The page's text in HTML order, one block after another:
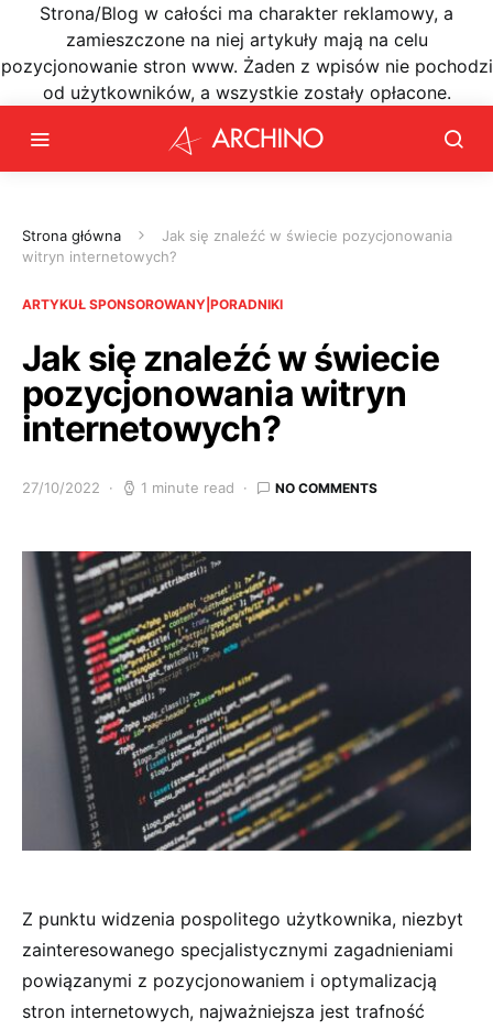
Strona/Blog w całości ma charakter reklamowy, a
zamieszczone na niej artykuły mają na celu
pozycjonowanie stron www. Żaden z wpisów nie pochodzi
od użytkowników, a wszystkie zostały opłacone.
Strona główna
Jak się znaleźć w świecie pozycjonowania
witryn internetowych?
ARTYKUŁ SPONSOROWANY|PORADNIKI
Jak się znaleźć w świecie
pozycjonowania witryn
internetowych?
27/10/2022 1 minute read NO COMMENTS
Z punktu widzenia pospolitego użytkownika, niezbyt
zainteresowanego specjalistycznymi zagadnieniami
powiązanymi z pozycjonowaniem i optymalizacją
stron internetowych, najważniejsza jest trafność